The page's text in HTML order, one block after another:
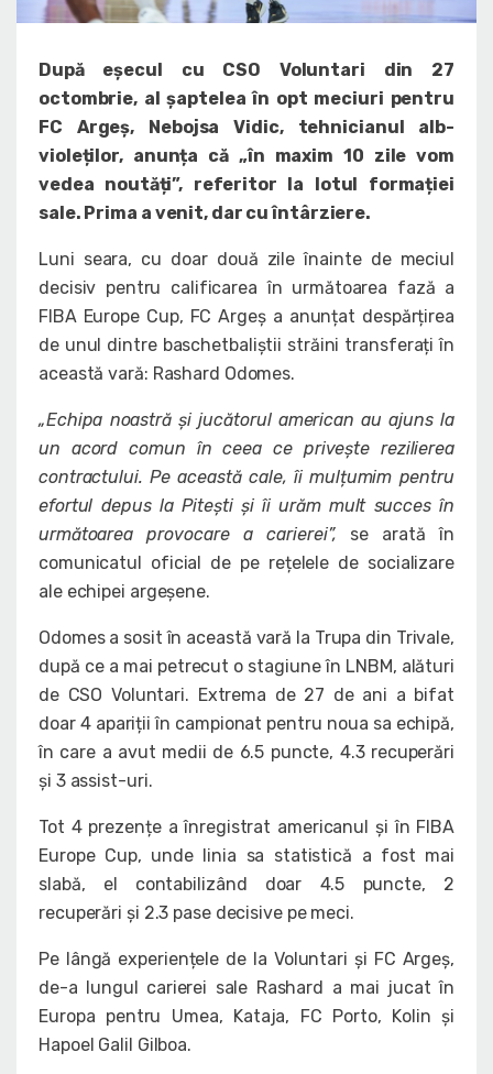
După eșecul cu CSO Voluntari din 27
octombrie, al șaptelea în opt meciuri pentru
FC Argeș, Nebojsa Vidic, tehnicianul alb-
violeților, anunța că „în maxim 10 zile vom
vedea noutăți”, referitor la lotul formației
sale. Prima a venit, dar cu întârziere.
Luni seara, cu doar două zile înainte de meciul
decisiv pentru calificarea în următoarea fază a
FIBA Europe Cup, FC Argeș a anunțat despărțirea
de unul dintre baschetbaliștii străini transferați în
această vară: Rashard Odomes.
„Echipa noastră și jucătorul american au ajuns la
un acord comun în ceea ce privește rezilierea
contractului. Pe această cale, îi mulțumim pentru
efortul depus la Pitești și îi urăm mult succes în
următoarea provocare a carierei”, se arată în
comunicatul oficial de pe rețelele de socializare
ale echipei argeșene.
Odomes a sosit în această vară la Trupa din Trivale,
după ce a mai petrecut o stagiune în LNBM, alături
de CSO Voluntari. Extrema de 27 de ani a bifat
doar 4 apariții în campionat pentru noua sa echipă,
în care a avut medii de 6.5 puncte, 4.3 recuperări
și 3 assist-uri.
Tot 4 prezențe a înregistrat americanul și în FIBA
Europe Cup, unde linia sa statistică a fost mai
slabă, el contabilizând doar 4.5 puncte, 2
recuperări și 2.3 pase decisive pe meci.
Pe lângă experiențele de la Voluntari și FC Argeș,
de-a lungul carierei sale Rashard a mai jucat în
Europa pentru Umea, Kataja, FC Porto, Kolin și
Hapoel Galil Gilboa.